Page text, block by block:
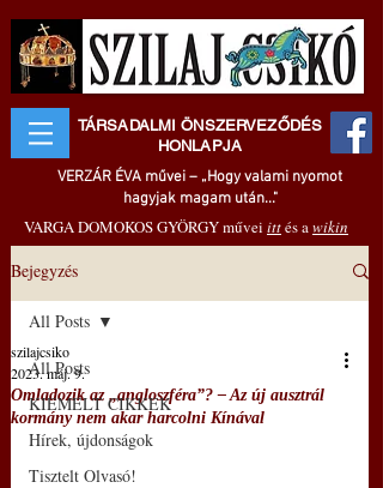
TÁRSADALMI ÖNSZERVEZŐDÉS
HONLAPJA
VERZÁR ÉVA művei – „Hogy valami nyomot
hagyjak magam után..."
VARGA DOMOKOS GYÖRGY művei ittés awikin
Bejegyzés
All Posts
KIEMELT CIKKEK
Hírek, újdonságok
Tisztelt Olvasó!
All Posts
Omladozik az „angloszféra”? – Az új ausztrál
kormány nem akar harcolni Kínával
szilajcsiko
2023. máj. 9.